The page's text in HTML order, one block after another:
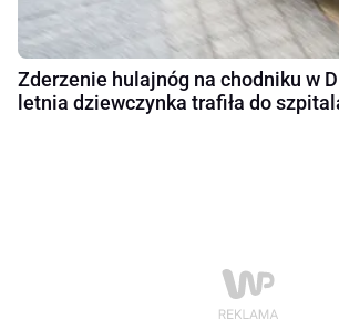
Zderzenie hulajnóg na chodniku w
letnia dziewczynka trafiła do